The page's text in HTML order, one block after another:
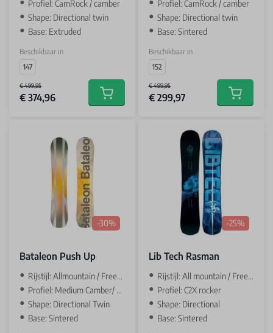
Profiel: CamRock / camber
Shape: Directional twin
Base: Extruded
Beschikbaar in
147
€ 499,95
€ 374,96 Add to cart
Profiel: CamRock / camber
Shape: Directional twin
Base: Sintered
Beschikbaar in
152
€ 499,95
€ 299,97 Add to
-30%
Bataleon Push Up
Rijstijl: Allmountain / Freestyle
Profiel: Medium Camber/ Camber
Shape: Directional Twin
Base: Sintered
-25%
Lib Tech Rasman
Rijstijl: All mountain / Freeride
Profiel: C2X rocker
Shape: Directional
Base: Sintered